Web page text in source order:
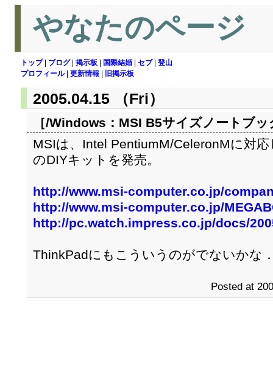
やなたのページ
トップ| ブログ| 掲示板 国際結婚 セブ| 登山
プロフィール| 更新情報 旧掲示板
2005.04.15 （Fri）
［/Windows： MSI B5サイズノートブ
MSIは、Intel PentiumM/CeleronMに対
のDIYキットを発売。
http://www.msi-computer.co.jp/
http://www.msi-computer.co.jp/
http://pc.watch.impress.co.jp/docs/
ThinkPadにもこういうのがでないかな
Posted at